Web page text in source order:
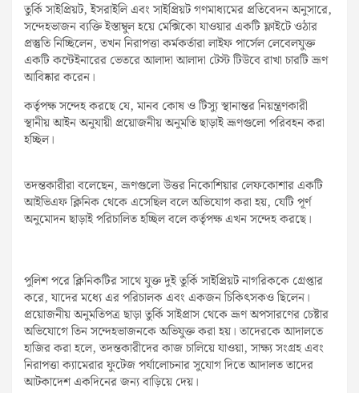
তুর্কি সাইপ্রিয়ট, ইসরাইলি এবং সাইপ্রিয়ট গণমাধ্যমের প্রতিবেদন অনুসারে,
সন্দেহভাজন ব্যক্তি ইস্তাম্বুল হয়ে মেক্সিকো যাওয়ার একটি ফ্লাইটে ওঠার
প্রস্তুতি নিচ্ছিলেন, তখন নিরাপত্তা কর্মকর্তারা লাইফ পার্সেল লেবেলযুক্ত
একটি কন্টেইনারের ভেতরে আলাদা আলাদা টেস্ট টিউবে রাখা চারটি ভ্রূণ
আবিষ্কার করেন।
কর্তৃপক্ষ সন্দেহ করছে যে, মানব কোষ ও টিস্যু স্থানান্তর নিয়ন্ত্রণকারী
স্থানীয় আইন অনুযায়ী প্রয়োজনীয় অনুমতি ছাড়াই ভ্রূণগুলো পরিবহন করা
হচ্ছিল।
তদন্তকারীরা বলেছেন, ভ্রূণগুলো উত্তর নিকোশিয়ার লেফকোশার একটি
আইভিএফ ক্লিনিক থেকে এসেছিল বলে অভিযোগ করা হয়, যেটি পূর্ণ
অনুমোদন ছাড়াই পরিচালিত হচ্ছিল বলে কর্তৃপক্ষ এখন সন্দেহ করছে।
পুলিশ পরে ক্লিনিকটির সাথে যুক্ত দুই তুর্কি সাইপ্রিয়ট নাগরিককে গ্রেপ্তার
করে, যাদের মধ্যে এর পরিচালক এবং একজন চিকিৎসকও ছিলেন।
প্রয়োজনীয় অনুমতিপত্র ছাড়া তুর্কি সাইপ্রাস থেকে ভ্রূণ অপসারণের চেষ্টার
অভিযোগে তিন সন্দেহভাজনকে অভিযুক্ত করা হয়। তাদেরকে আদালতে
হাজির করা হলে, তদন্তকারীদের কাজ চালিয়ে যাওয়া, সাক্ষ্য সংগ্রহ এবং
নিরাপত্তা ক্যামেরার ফুটেজ পর্যালোচনার সুযোগ দিতে আদালত তাদের
আটকাদেশ একদিনের জন্য বাড়িয়ে দেয়।